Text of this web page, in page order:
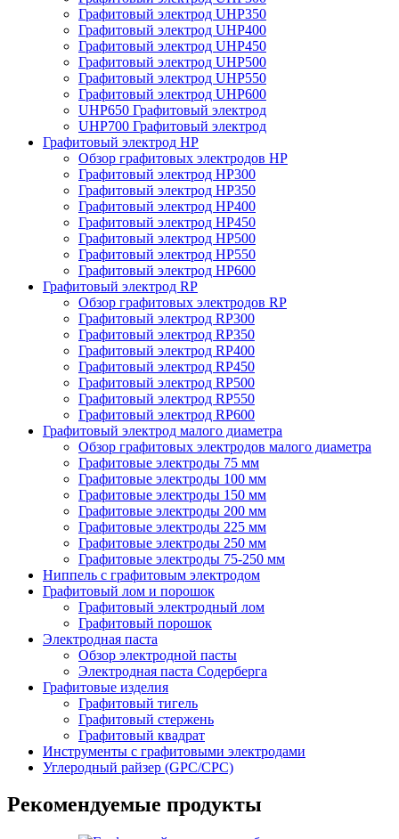
Графитовый электрод UHP350
Графитовый электрод UHP400
Графитовый электрод UHP450
Графитовый электрод UHP500
Графитовый электрод UHP550
Графитовый электрод UHP600
UHP650 Графитовый электрод
UHP700 Графитовый электрод
Графитовый электрод HP
Обзор графитовых электродов HP
Графитовый электрод HP300
Графитовый электрод HP350
Графитовый электрод HP400
Графитовый электрод HP450
Графитовый электрод HP500
Графитовый электрод HP550
Графитовый электрод HP600
Графитовый электрод RP
Обзор графитовых электродов RP
Графитовый электрод RP300
Графитовый электрод RP350
Графитовый электрод RP400
Графитовый электрод RP450
Графитовый электрод RP500
Графитовый электрод RP550
Графитовый электрод RP600
Графитовый электрод малого диаметра
Обзор графитовых электродов малого диаметра
Графитовые электроды 75 мм
Графитовые электроды 100 мм
Графитовые электроды 150 мм
Графитовые электроды 200 мм
Графитовые электроды 225 мм
Графитовые электроды 250 мм
Графитовые электроды 75-250 мм
Ниппель с графитовым электродом
Графитовый лом и порошок
Графитовый электродный лом
Графитовый порошок
Электродная паста
Обзор электродной пасты
Электродная паста Содерберга
Графитовые изделия
Графитовый тигель
Графитовый стержень
Графитовый квадрат
Инструменты с графитовыми электродами
Углеродный райзер (GPC/CPC)
Рекомендуемые продукты